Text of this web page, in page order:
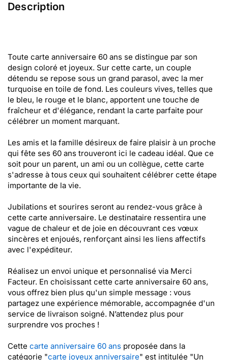
Description
Toute carte anniversaire 60 ans se distingue par son
design coloré et joyeux. Sur cette carte, un couple
détendu se repose sous un grand parasol, avec la mer
turquoise en toile de fond. Les couleurs vives, telles que
le bleu, le rouge et le blanc, apportent une touche de
fraîcheur et d'élégance, rendant la carte parfaite pour
célébrer un moment marquant.
Les amis et la famille désireux de faire plaisir à un proche
qui fête ses 60 ans trouveront ici le cadeau idéal. Que ce
soit pour un parent, un ami ou un collègue, cette carte
s'adresse à tous ceux qui souhaitent célébrer cette étape
importante de la vie.
Jubilations et sourires seront au rendez-vous grâce à
cette carte anniversaire. Le destinataire ressentira une
vague de chaleur et de joie en découvrant ces vœux
sincères et enjoués, renforçant ainsi les liens affectifs
avec l'expéditeur.
Réalisez un envoi unique et personnalisé via Merci
Facteur. En choisissant cette carte anniversaire 60 ans,
vous offrez bien plus qu'un simple message : vous
partagez une expérience mémorable, accompagnée d'un
service de livraison soigné. N’attendez plus pour
surprendre vos proches !
Cette carte anniversaire 60 ans proposée dans la
catégorie "carte joyeux anniversaire" est intitulée "Un